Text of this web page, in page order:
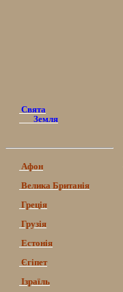
Свята
Земля
Афон
Велика Британія
Греція
Грузія
Естонія
Єгіпет
Ізраїль